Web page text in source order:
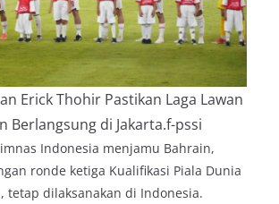
Erick Thohir Pastikan Laga Lawan
Berlangsung di Jakarta.f-pssi
Indonesia menjamu Bahrain,
ronde ketiga Kualifikasi Piala Dunia
tetap dilaksanakan di Indonesia.